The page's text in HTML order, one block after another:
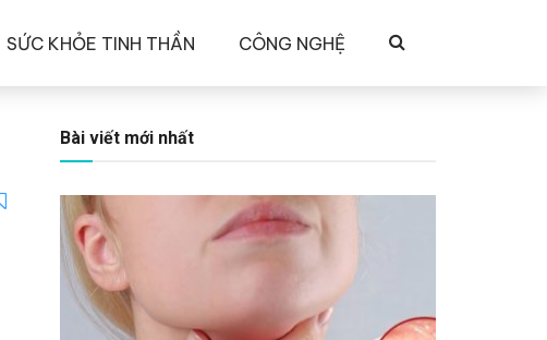
SỨC KHỎE TINH THẦN CÔNG NGHỆ
Bài viết mới nhất